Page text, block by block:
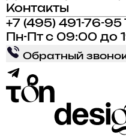
Контакты
+7 (495) 491-76-95
Пн-Пт с 09:00 до
Обратный